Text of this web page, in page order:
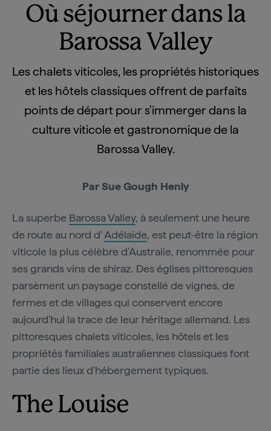
Où séjourner dans la
Barossa Valley
Les chalets viticoles, les propriétés historiques
et les hôtels classiques offrent de parfaits
points de départ pour s'immerger dans la
culture viticole et gastronomique de la
Barossa Valley.
Par Sue Gough Henly
La superbe Barossa Valley, à seulement une heure
de route au nord d'Adélaïde, est peut-être la région
viticole la plus célèbre d'Australie, renommée pour
ses grands vins de shiraz. Des églises pittoresques
parsèment un paysage constellé de vignes, de
fermes et de villages qui conservent encore
aujourd'hui la trace de leur héritage allemand. Les
pittoresques chalets viticoles, les hôtels et les
propriétés familiales australiennes classiques font
partie des lieux d'hébergement typiques.
The Louise